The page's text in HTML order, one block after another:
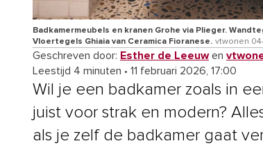
Badkamermeubels en kranen Grohe via Plieger.
Vloertegels Ghiaia van Ceramica Fioranese. vtwonen
Geschreven door: Esther de Leeuwen
Leestijd 4 minuten • 11 februari 2026, 17:00
Wil je een badkamer zoals in
juist voor strak en modern?
als je zelf de badkamer gaat